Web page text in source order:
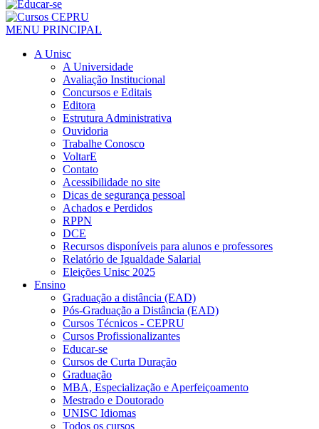
MENU PRINCIPAL
A Unisc
A Universidade
Avaliação Institucional
Concursos e Editais
Editora
Estrutura Administrativa
Ouvidoria
Trabalhe Conosco
VoltarE
Contato
Acessibilidade no site
Dicas de segurança pessoal
Achados e Perdidos
RPPN
DCE
Recursos disponíveis para alunos e professores
Relatório de Igualdade Salarial
Eleições Unisc 2025
Ensino
Graduação a distância (EAD)
Pós-Graduação a Distância (EAD)
Cursos Técnicos - CEPRU
Cursos Profissionalizantes
Educar-se
Cursos de Curta Duração
Graduação
MBA, Especialização e Aperfeiçoamento
Mestrado e Doutorado
UNISC Idiomas
Todos os cursos